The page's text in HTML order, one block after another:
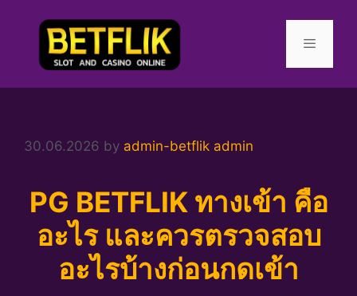
Menu
30.06.2026 by admin-betflik admin
PG BETFLIK ทางเข้า คือ
อะไร และควรตรวจสอบ
อะไรบ้างก่อนกดเข้า